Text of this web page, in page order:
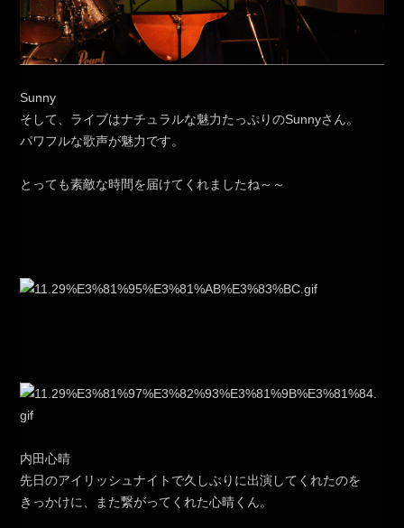
Sunny
そして、ライブはナチュラルな魅力たっぷりのSunnyさん。
パワフルな歌声が魅力です。
とっても素敵な時間を届けてくれましたね～～
内田心晴
先日のアイリッシュナイトで久しぶりに出演してくれたのを
きっかけに、また繋がってくれた心晴くん。